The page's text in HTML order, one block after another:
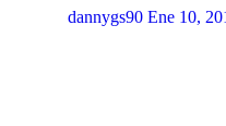
dannygs90 Ene 10,